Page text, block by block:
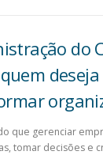
do
que gerenciar
tomar decisões e